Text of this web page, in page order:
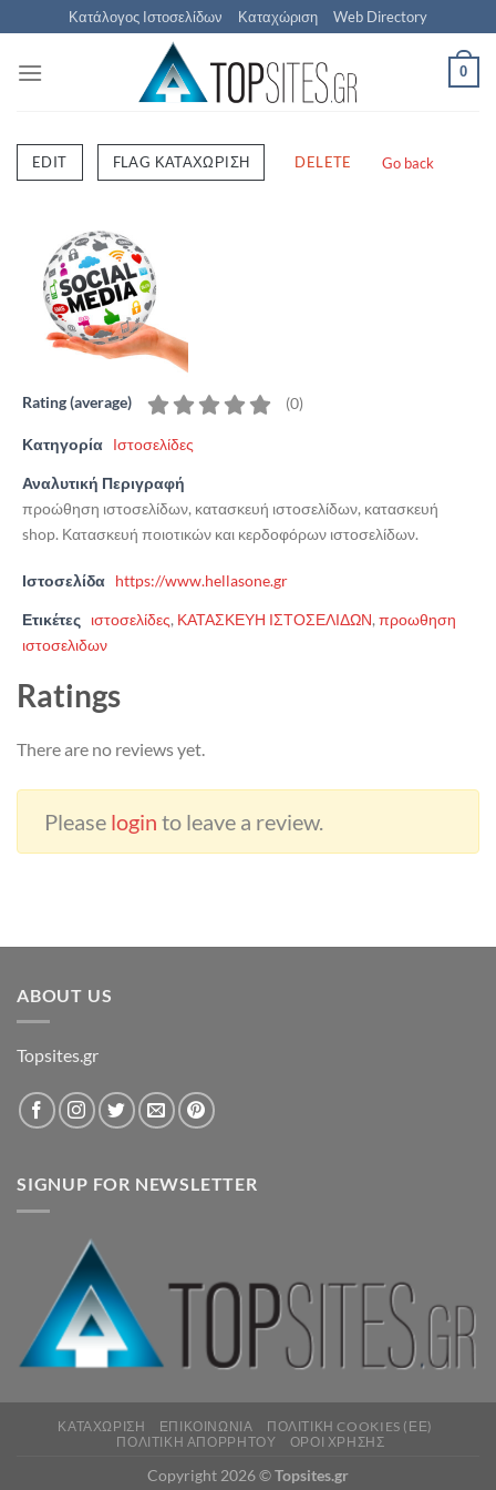
Μετάβαση
στο
περιεχόμενο
Κατάλογος Ιστοσελίδων Καταχώριση Web Directory
0
EDIT FLAG ΚΑΤΑΧΏΡΙΣΗ DELETE Go back
Rating (average) (0)
Κατηγορία Ιστοσελίδες
Αναλυτική Περιγραφή
προώθηση ιστοσελίδων, κατασκευή ιστοσελίδων, κατασκευή
shop. Κατασκευή ποιοτικών και κερδοφόρων ιστοσελίδων.
Ιστοσελίδα https://www.hellasone.gr
Ετικέτες ιστοσελίδες, ΚΑΤΑΣΚΕΥΗ ΙΣΤΟΣΕΛΙΔΩΝ, προωθηση
ιστοσελιδων
Ratings
There are no reviews yet.
Please login to leave a review.
ABOUT US
Topsites.gr
SIGNUP FOR NEWSLETTER
ΚΑΤΑΧΏΡΙΣΗ ΕΠΙΚΟΙΝΩΝΊΑ
ΠΟΛΙΤΙΚΉ COOKIES (ΕΕ)
ΠΟΛΙΤΙΚΉ ΑΠΟΡΡΉΤΟΥ
ΌΡΟΙ ΧΡΉΣΗΣ
Copyright 2026 ©Topsites.gr